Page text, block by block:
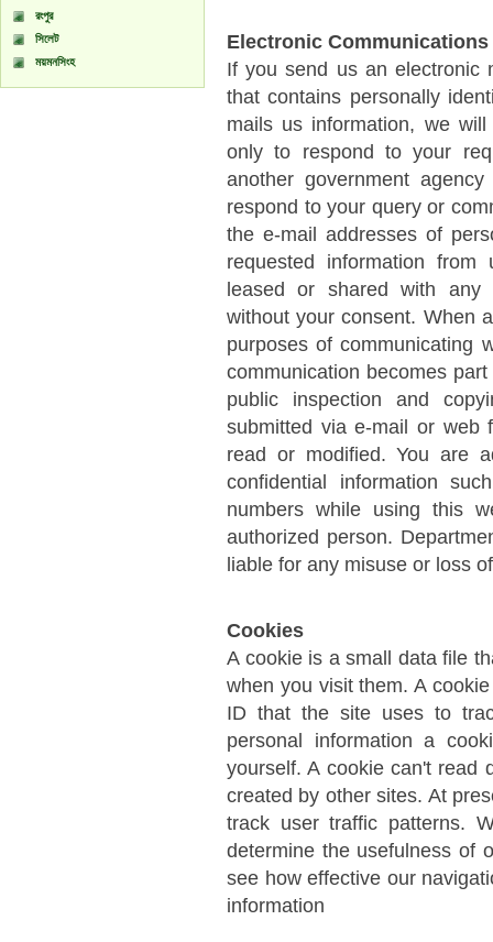
রংপুর
সিলেট
ময়মনসিংহ
Electronic Communications
If you send us an electronic
that contains personally
mails us information, we
only to respond to your
another government
respond to your query or
the e-mail addresses of
requested information
leased or shared with any
without your consent. When
purposes of communicating
communication becomes
public inspection and
submitted via e-mail or web
read or modified. You are
confidential information
numbers while using this
authorized person.
liable for any misuse or loss
Cookies
A cookie is a small data file
when you visit them. A
ID that the site uses to
personal information a
yourself. A cookie can't read
created by other sites. At
track user traffic patterns.
determine the usefulness of
see how effective our
information